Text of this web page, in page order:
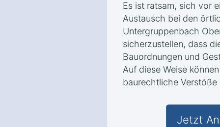
Es ist ratsam, sich vor
Austausch bei den
Untergruppenbach
sicherzustellen, dass
Bauordnungen und
Auf diese Weise
baurechtliche
Jetzt